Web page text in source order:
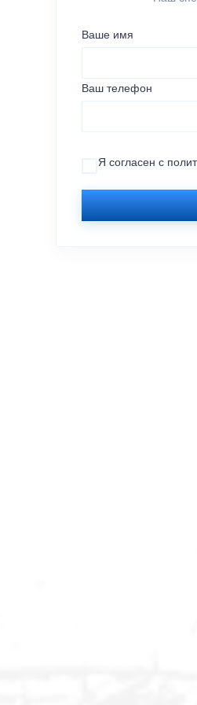
Ваше имя
Ваш телефон
Я согласен с